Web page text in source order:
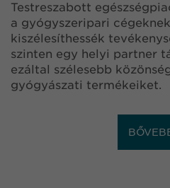
Testreszabott
a gyógyszeripari
kiszélesíthessék
szinten egy helyi partner
ezáltal szélesebb
gyógyászati termékeiket.